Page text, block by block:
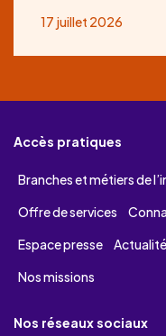
17 juillet 2026
Accès pratiques
Branches et métiers de
Offre de services
Espace presse
Nos missions
Nos réseaux sociaux